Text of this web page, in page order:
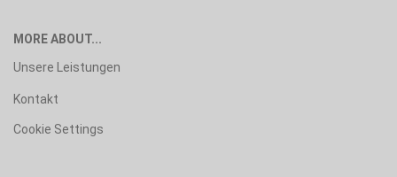
MORE ABOUT...
Unsere Leistungen
Kontakt
Cookie Settings